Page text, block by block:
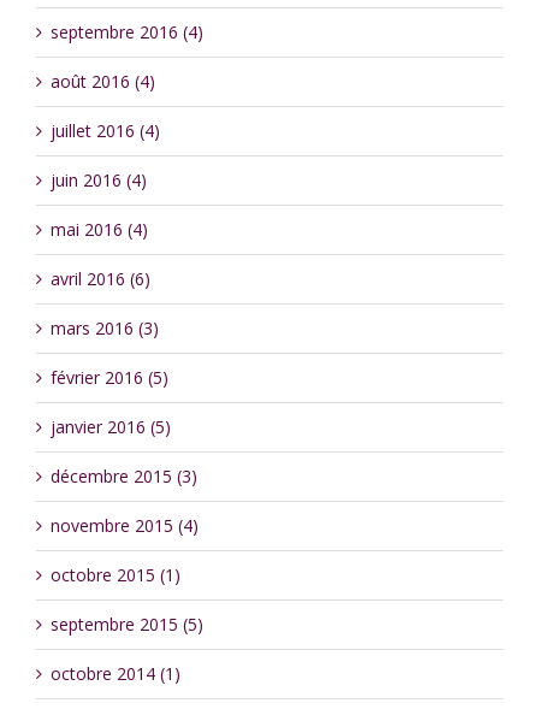
septembre 2016 (4)
août 2016 (4)
juillet 2016 (4)
juin 2016 (4)
mai 2016 (4)
avril 2016 (6)
mars 2016 (3)
février 2016 (5)
janvier 2016 (5)
décembre 2015 (3)
novembre 2015 (4)
octobre 2015 (1)
septembre 2015 (5)
octobre 2014 (1)